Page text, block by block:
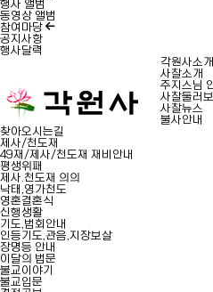
행사 앨범
동영상 앨범
참여마당
공지사항
행사달력
각원사소개
사찰소개
주지스님
사찰둘러보
사찰뉴스
불사안내
찾아오시는길
제사/천도재
49재/제사/천도재 재비안내
평생위패
제사.천도재 의의
낙태,영가천도
영혼결혼식
신행생활
기도,법회안내
인등기도,관음,지장보살
장명등 안내
이달의 법문
불교이야기
불교입문